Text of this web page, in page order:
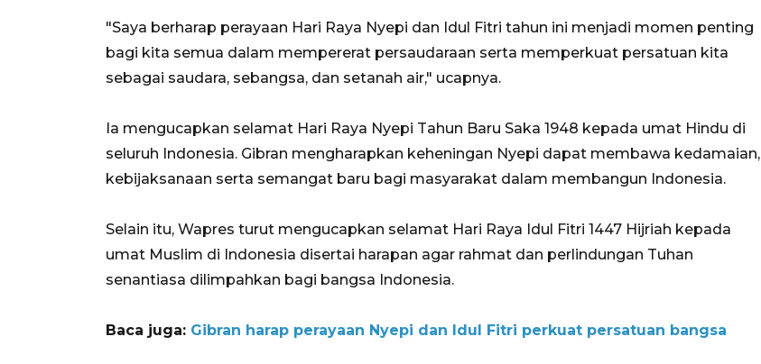
"Saya berharap perayaan Hari Raya Nyepi dan Idul Fitri tahun ini menjadi momen penting
bagi kita semua dalam mempererat persaudaraan serta memperkuat persatuan kita
sebagai saudara, sebangsa, dan setanah air," ucapnya.
Ia mengucapkan selamat Hari Raya Nyepi Tahun Baru Saka 1948 kepada umat Hindu di
seluruh Indonesia. Gibran mengharapkan keheningan Nyepi dapat membawa kedamaian,
kebijaksanaan serta semangat baru bagi masyarakat dalam membangun Indonesia.
Selain itu, Wapres turut mengucapkan selamat Hari Raya Idul Fitri 1447 Hijriah kepada
umat Muslim di Indonesia disertai harapan agar rahmat dan perlindungan Tuhan
senantiasa dilimpahkan bagi bangsa Indonesia.
Baca juga: Gibran harap perayaan Nyepi dan Idul Fitri perkuat persatuan bangsa
Gabung Persebaya, striker
kembali asah naluri